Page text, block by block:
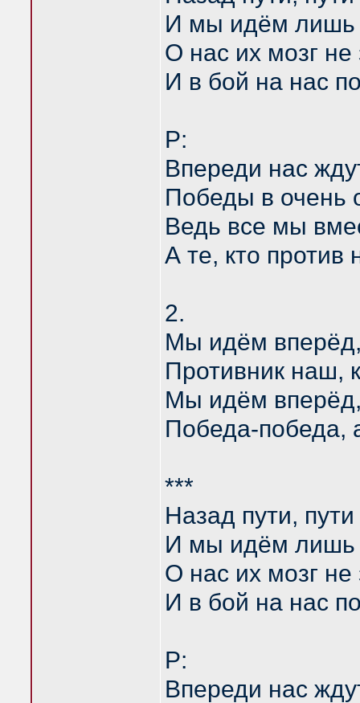
И мы идём лишь
О нас их мозг не
И в бой на нас
P:
Впереди нас
Победы в очень
Ведь все мы
А те, кто против
2.
Мы идём вперёд,
Противник наш,
Мы идём
Победа-победа,
***
Назад пути,
И мы идём лишь
О нас их мозг не
И в бой на нас
P:
Впереди нас